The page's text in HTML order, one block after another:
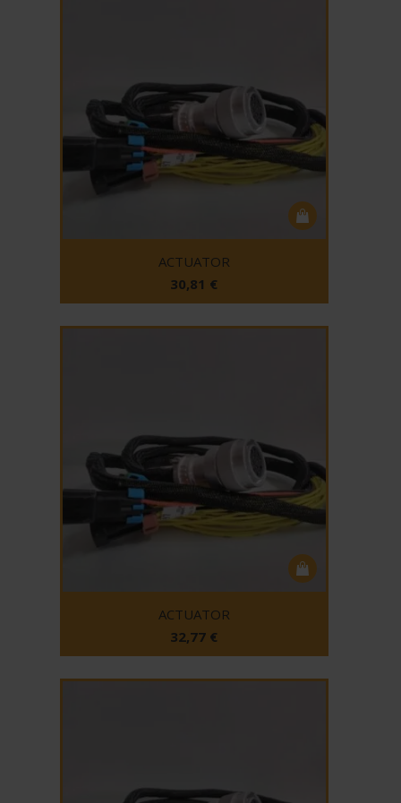
ACTUATOR
30,81 €
ACTUATOR
32,77 €